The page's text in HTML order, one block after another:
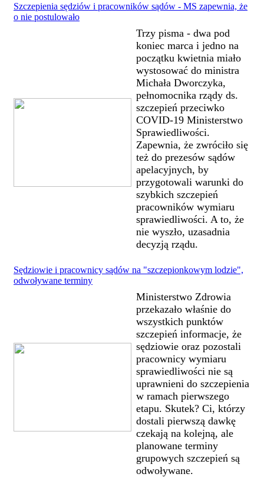
Szczepienia sędziów i pracowników sądów - MS zapewnia, że
o nie postulowało
Trzy pisma - dwa pod
koniec marca i jedno na
początku kwietnia miało
wystosować do ministra
Michała Dworczyka,
pełnomocnika rządy ds.
szczepień przeciwko
COVID-19 Ministerstwo
Sprawiedliwości.
Zapewnia, że zwróciło się
też do prezesów sądów
apelacyjnych, by
przygotowali warunki do
szybkich szczepień
pracowników wymiaru
sprawiedliwości. A to, że
nie wyszło, uzasadnia
decyzją rządu.
Sędziowie i pracownicy sądów na "szczepionkowym lodzie",
odwoływane terminy
Ministerstwo Zdrowia
przekazało właśnie do
wszystkich punktów
szczepień informacje, że
sędziowie oraz pozostali
pracownicy wymiaru
sprawiedliwości nie są
uprawnieni do szczepienia
w ramach pierwszego
etapu. Skutek? Ci, którzy
dostali pierwszą dawkę
czekają na kolejną, ale
planowane terminy
grupowych szczepień są
odwoływane.